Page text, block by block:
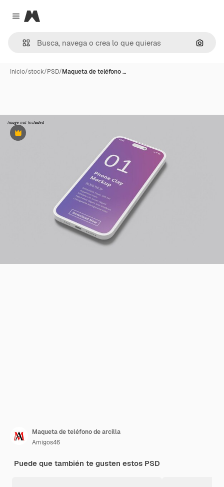
Close menu
Magnific
Inicio/stock/PSD/Maqueta de teléfono …
Premium
Maqueta de teléfono de arcilla
Amigos46
Puede que también te gusten estos PSD